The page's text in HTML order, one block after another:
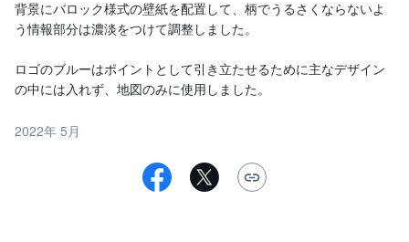
背景にバロック様式の壁紙を配置して、柄でうるさくならないよ
う情報部分は濃淡をつけて調整しました。
ロゴのブルーはポイントとして引き立たせるために主なデザイン
の中には入れず、地図のみに使用しました。
2022年 5月